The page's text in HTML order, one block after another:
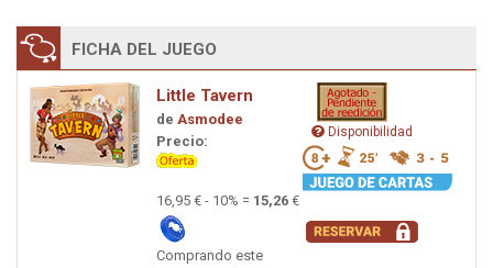
FICHA DEL JUEGO
Little Tavern
de Asmodee
Precio:
16,95 € - 10% = 15,26 €
Comprando este
Disponibilidad